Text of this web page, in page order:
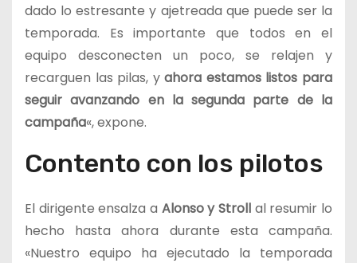
dado lo estresante y ajetreada que puede ser la
temporada. Es importante que todos en el
equipo desconecten un poco, se relajen y
recarguen las pilas, yahora estamos listos para
seguir avanzando en la segunda parte de la
campaña«, expone.
Contento con los pilotos
El dirigente ensalza a Alonso y Stroll al resumir lo
hecho hasta ahora durante esta campaña.
«Nuestro equipo ha ejecutado la temporada